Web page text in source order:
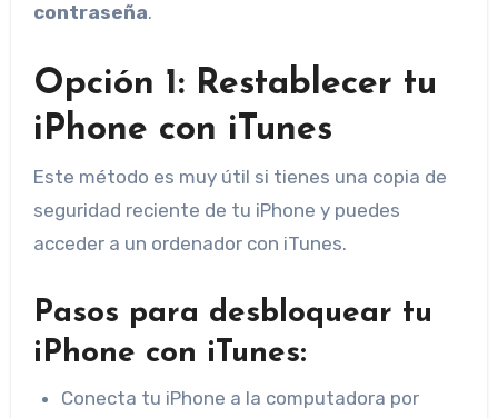
contraseña.
Opción 1: Restablecer tu
iPhone con iTunes
Este método es muy útil si tienes una copia de
seguridad reciente de tu iPhone y puedes
acceder a un ordenador con iTunes.
Pasos para desbloquear tu
iPhone con iTunes:
Conecta tu iPhone a la computadora por